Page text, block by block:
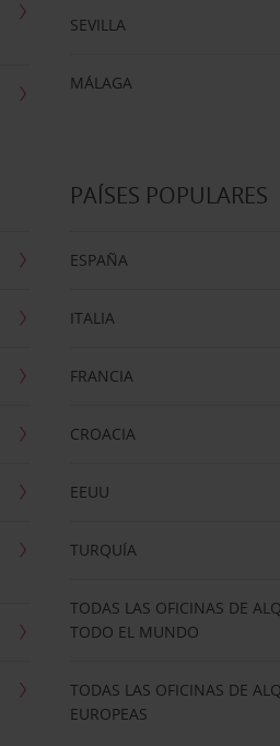
SEVILLA
MÁLAGA
PAÍSES POPULARES
ESPAÑA
ITALIA
FRANCIA
CROACIA
EEUU
TURQUÍA
TODAS LAS OFICINAS DE
TODO EL MUNDO
TODAS LAS OFICINAS DE
EUROPEAS